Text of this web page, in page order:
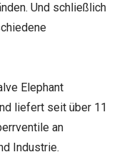
Und schließlich
Elephant
liefert seit über 11
an
Industrie.